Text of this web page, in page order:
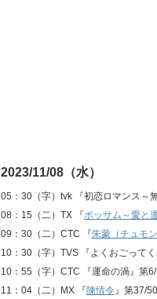
2023/11/08（水）
05：30（字）tvk 『初恋ロマンス～
08：15（二）TX 『ポッサム～愛と
09：30（二）CTC 『朱蒙（チュモン
10：30（字）TVS 『よくおごってく
10：55（字）CTC 『運命の渦』第
11：04（二）MX 『陳情令 』第37/